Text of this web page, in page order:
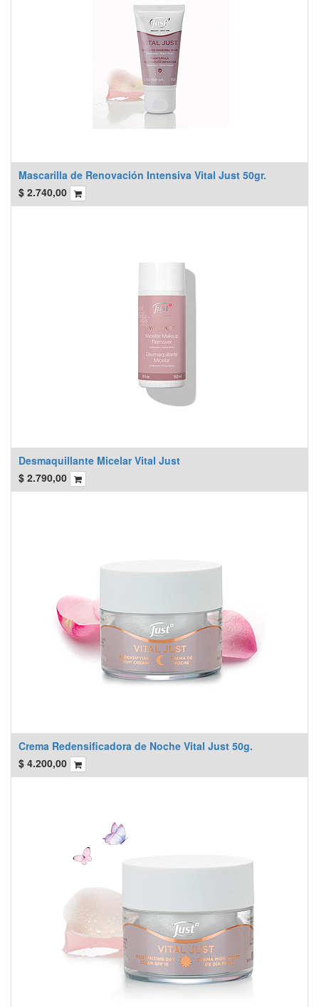
Mascarilla de Renovación Intensiva Vital Just 50gr.
$ 2.740,00
Desmaquillante Micelar Vital Just
$ 2.790,00
Crema Redensificadora de Noche Vital Just 50g.
$ 4.200,00